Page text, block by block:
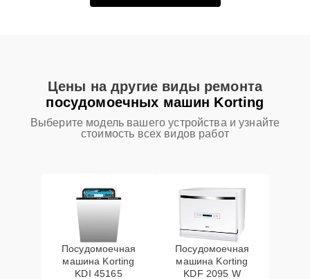
Цены на другие виды ремонта
посудомоечных машин Korting
Выберите модель вашего устройства и узнайте
стоимость всех видов работ
Посудомоечная
машина Korting
KDI 45165
Посудомоечная
машина Korting
KDF 2095 W